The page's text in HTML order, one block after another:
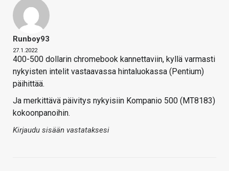
Runboy93
27.1.2022
400-500 dollarin chromebook kannettaviin, kyllä varmasti
nykyisten intelit vastaavassa hintaluokassa (Pentium)
päihittää.
Ja merkittävä päivitys nykyisiin Kompanio 500 (MT8183)
kokoonpanoihin.
Kirjaudu sisään vastataksesi